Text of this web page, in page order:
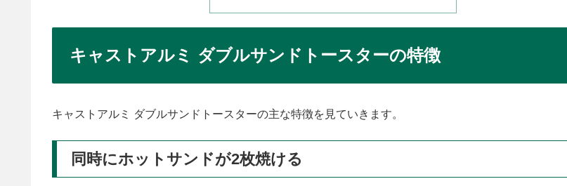
キャストアルミ ダブルサンドトースターの特徴
キャストアルミ ダブルサンドトースターの主な特徴を見ていきます。
同時にホットサンドが2枚焼ける